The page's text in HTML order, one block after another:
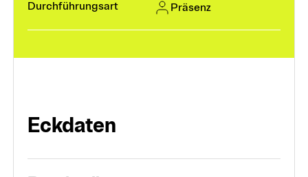
Fokusthemen
Präsenz
Eckdaten